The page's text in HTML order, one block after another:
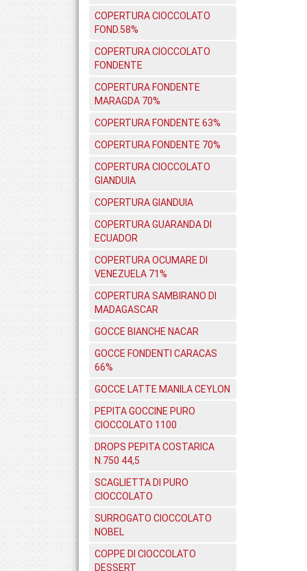
COPERTURA CIOCCOLATO
FOND.58%
COPERTURA CIOCCOLATO
FONDENTE
COPERTURA FONDENTE
MARAGDA 70%
COPERTURA FONDENTE 63%
COPERTURA FONDENTE 70%
COPERTURA CIOCCOLATO
GIANDUIA
COPERTURA GIANDUIA
COPERTURA GUARANDA DI
ECUADOR
COPERTURA OCUMARE DI
VENEZUELA 71%
COPERTURA SAMBIRANO DI
MADAGASCAR
GOCCE BIANCHE NACAR
GOCCE FONDENTI CARACAS
66%
GOCCE LATTE MANILA CEYLON
PEPITA GOCCINE PURO
CIOCCOLATO 1100
DROPS PEPITA COSTARICA
N.750 44,5
SCAGLIETTA DI PURO
CIOCCOLATO
SURROGATO CIOCCOLATO
NOBEL
COPPE DI CIOCCOLATO
DESSERT